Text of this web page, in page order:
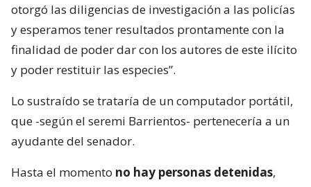
otorgó las diligencias de investigación a las policías
y esperamos tener resultados prontamente con la
finalidad de poder dar con los autores de este ilícito
y poder restituir las especies”.
Lo sustraído se trataría de un computador portátil,
que -según el seremi Barrientos- pertenecería a un
ayudante del senador.
Hasta el momento no hay personas detenidas,